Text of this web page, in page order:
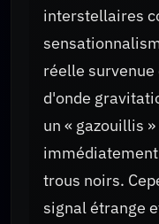
interstellaires
réelle
d'onde
un « gazouillis
trous noirs.
signal étrange